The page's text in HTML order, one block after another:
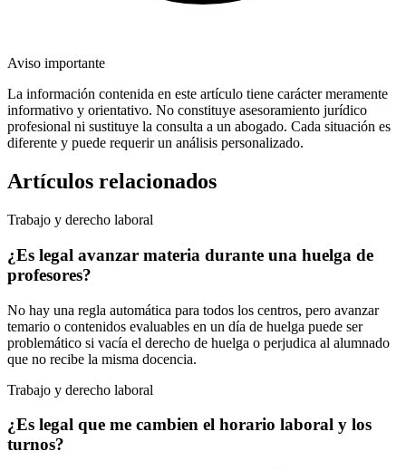
Aviso importante
La información contenida en este artículo tiene carácter meramente
informativo y orientativo. No constituye asesoramiento jurídico
profesional ni sustituye la consulta a un abogado. Cada situación es
diferente y puede requerir un análisis personalizado.
Artículos relacionados
Trabajo y derecho laboral
¿Es legal avanzar materia durante una huelga de
profesores?
No hay una regla automática para todos los centros, pero avanzar
temario o contenidos evaluables en un día de huelga puede ser
problemático si vacía el derecho de huelga o perjudica al alumnado
que no recibe la misma docencia.
Trabajo y derecho laboral
¿Es legal que me cambien el horario laboral y los
turnos?